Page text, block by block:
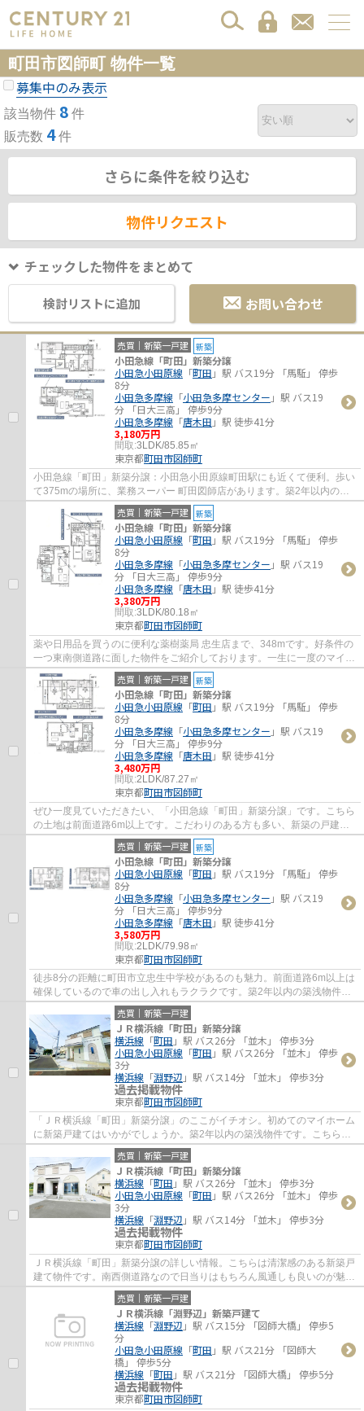
町田市図師町 物件一覧
募集中のみ表示
該当物件 8 件
販売数 4件
さらに条件を絞り込む
物件リクエスト
チェックした物件をまとめて
検討リストに追加 お問い合わせ
売買｜新築一戸建 新築
小田急線「町田」新築分譲
小田急小田原線 「町田 」駅 バス19分 「馬駈」 停歩
8分
小田急多摩線 「小田急多摩センター 」駅 バス19
分 「日大三高」 停歩9分
小田急多摩線 「唐木田 」駅 徒歩41分
3,180万円
間取:3LDK/85.85㎡
東京都町田市図師町
小田急線「町田」新築分譲：小田急小田原線町田駅にも近くて便利。歩い
て375mの場所に、業務スーパー 町田図師店があります。築2年以内の物
件ですので、外観もキレイです。多くの方か...
売買｜新築一戸建 新築
小田急線「町田」新築分譲
小田急小田原線 「町田 」駅 バス19分 「馬駈」 停歩
8分
小田急多摩線 「小田急多摩センター 」駅 バス19
分 「日大三高」 停歩9分
小田急多摩線 「唐木田 」駅 徒歩41分
3,380万円
間取:3LDK/80.18㎡
東京都町田市図師町
薬や日用品を買うのに便利な薬樹薬局 忠生店まで、348mです。好条件の
一つ東南側道路に面した物件をご紹介しております。一生に一度のマイホ
ーム探しは、ぜひ新築戸建てで。不動産の購...
売買｜新築一戸建 新築
小田急線「町田」新築分譲
小田急小田原線 「町田 」駅 バス19分 「馬駈」 停歩
8分
小田急多摩線 「小田急多摩センター 」駅 バス19
分 「日大三高」 停歩9分
小田急多摩線 「唐木田 」駅 徒歩41分
3,480万円
間取:2LDK/87.27㎡
東京都町田市図師町
ぜひ一度見ていただきたい、「小田急線「町田」新築分譲」です。こちら
の土地は前面道路6m以上です。こだわりのある方も多い、新築の戸建て
物件となっております。築2年以内の物件です...
売買｜新築一戸建 新築
小田急線「町田」新築分譲
小田急小田原線 「町田 」駅 バス19分 「馬駈」 停歩
8分
小田急多摩線 「小田急多摩センター 」駅 バス19
分 「日大三高」 停歩9分
小田急多摩線 「唐木田 」駅 徒歩41分
3,580万円
間取:2LDK/79.98㎡
東京都町田市図師町
徒歩8分の距離に町田市立忠生中学校があるのも魅力。前面道路6m以上は
確保しているので車の出し入れもラクラクです。築2年以内の築浅物件で
す。一生に一度のマイホーム探しは、ぜひ新...
売買｜新築一戸建
ＪＲ横浜線「町田」新築分譲
横浜線 「町田 」駅 バス26分 「並木」 停歩3分
小田急小田原線 「町田 」駅 バス26分 「並木」 停歩
3分
横浜線 「淵野辺 」駅 バス14分 「並木」 停歩3分
過去掲載物件
東京都町田市図師町
「ＪＲ横浜線「町田」新築分譲」のここがイチオシ。初めてのマイホーム
に新築戸建てはいかがでしょうか。築2年以内の築浅物件です。こちらの
土地は前面道路6m以上です。人生に何度もな...
売買｜新築一戸建
ＪＲ横浜線「町田」新築分譲
横浜線 「町田 」駅 バス26分 「並木」 停歩3分
小田急小田原線 「町田 」駅 バス26分 「並木」 停歩
3分
横浜線 「淵野辺 」駅 バス14分 「並木」 停歩3分
過去掲載物件
東京都町田市図師町
ＪＲ横浜線「町田」新築分譲の詳しい情報。こちらは清潔感のある新築戸
建て物件です。南西側道路なので日当りはもちろん風通しも良いのが魅力
です。築2年以内の築浅物件です。町田市や...
売買｜新築一戸建
ＪＲ横浜線「淵野辺」新築戸建て
横浜線 「淵野辺 」駅 バス15分 「図師大橋」 停歩5
分
小田急小田原線 「町田 」駅 バス21分 「図師大
橋」 停歩5分
横浜線 「町田 」駅 バス21分 「図師大橋」 停歩5分
過去掲載物件
東京都町田市図師町